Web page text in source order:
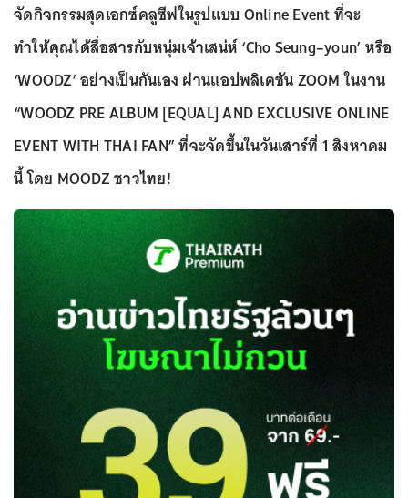
จัดกิจกรรมสุดเอกซ์คลูซีฟในรูปแบบ Online Event ที่จะ
ทำให้คุณได้สื่อสารกับหนุ่มเจ้าเสน่ห์ ‘Cho Seung–youn’ หรือ
‘WOODZ’ อย่างเป็นกันเอง ผ่านแอปพลิเคชัน ZOOM ในงาน
“WOODZ PRE ALBUM [EQUAL] AND EXCLUSIVE ONLINE
EVENT WITH THAI FAN” ที่จะจัดขึ้นในวันเสาร์ที่ 1 สิงหาคม
นี้ โดย MOODZ ชาวไทย!